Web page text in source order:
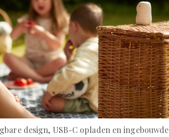
design, USB-C opladen en ingebouwde